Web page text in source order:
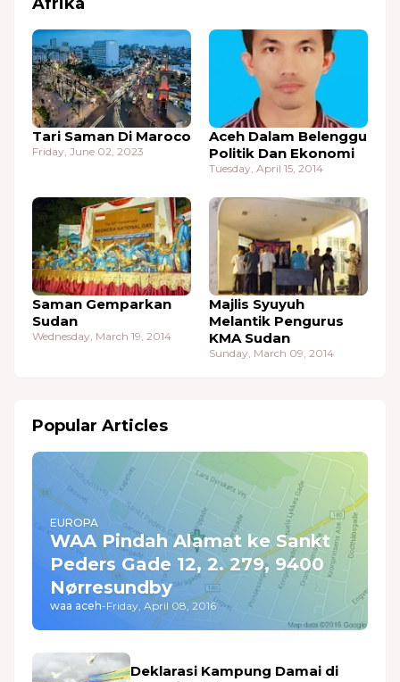
Tari Saman Di Maroco
Friday, June 02, 2023
Aceh Dalam Belenggu
Politik Dan Ekonomi
Tuesday, April 15, 2014
Saman Gemparkan
Sudan
Wednesday, March 19, 2014
Majlis Syuyuh
Melantik Pengurus
KMA Sudan
Sunday, March 09, 2014
Popular Articles
EUROPA
WAA Pindah Alamat ke Sankt
Peders Gade 12, 2. 279, 9400
Nørresundby
waa aceh-Friday, April 08, 2016
Deklarasi Kampung Damai di